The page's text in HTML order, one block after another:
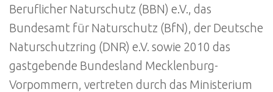
Beruflicher Naturschutz (BBN) e.V., das
Bundesamt für Naturschutz (BfN), der Deutsche
Naturschutzring (DNR) e.V. sowie 2010 das
gastgebende Bundesland Mecklenburg-
Vorpommern, vertreten durch das Ministerium